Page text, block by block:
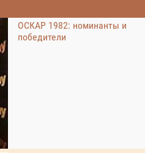
ОСКАР 1982: номинанты и
победители